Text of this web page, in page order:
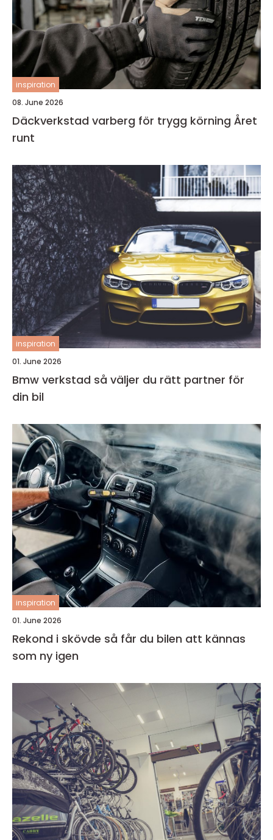
inspiration
08. June 2026
Däckverkstad varberg för trygg körning Året
runt
inspiration
01. June 2026
Bmw verkstad så väljer du rätt partner för
din bil
inspiration
01. June 2026
Rekond i skövde så får du bilen att kännas
som ny igen